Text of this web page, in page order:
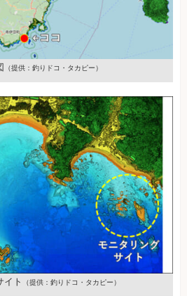
（提供：釣りドコ・タカピー）
イト （提供：釣りドコ・タカピー）